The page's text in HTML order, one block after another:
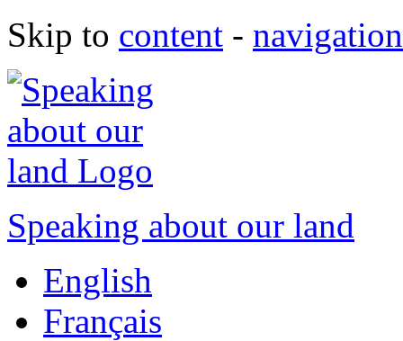
Skip to content - navigation
Speaking about our land
English
Français